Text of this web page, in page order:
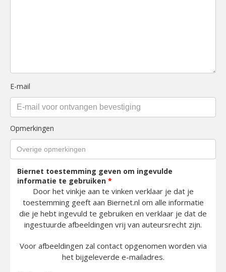
E-mail
Opmerkingen
Biernet toestemming geven om ingevulde
informatie te gebruiken *
Door het vinkje aan te vinken verklaar je dat je
toestemming geeft aan Biernet.nl om alle informatie
die je hebt ingevuld te gebruiken en verklaar je dat de
ingestuurde afbeeldingen vrij van auteursrecht zijn.
Voor afbeeldingen zal contact opgenomen worden via
het bijgeleverde e-mailadres.